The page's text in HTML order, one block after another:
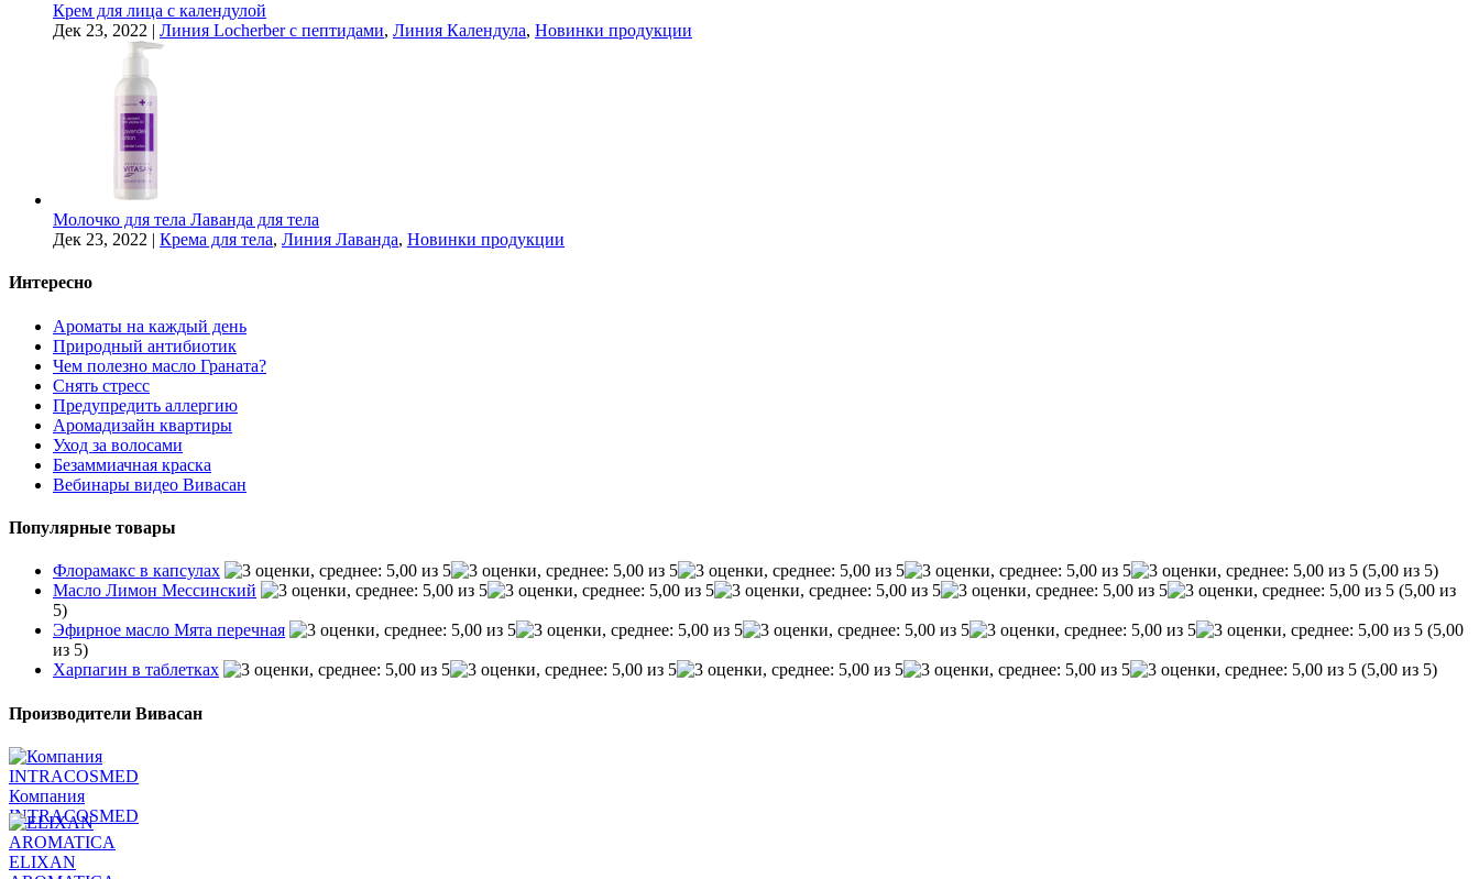
Крем для лица с календулой
Дек 23, 2022 | Линия Locherber с пептидами, Линия Календула, Новинки продукции
Молочко для тела Лаванда для тела
Дек 23, 2022 | Крема для тела, Линия Лаванда, Новинки продукции
Интересно
Ароматы на каждый день
Природный антибиотик
Чем полезно масло Граната?
Снять стресс
Предупредить аллергию
Аромадизайн квартиры
Уход за волосами
Безаммиачная краска
Вебинары видео Вивасан
Популярные товары
Флорамакс в капсулах
(5,00 из 5)
Масло Лимон Мессинский
(5,00 из
5)
Эфирное масло Мята перечная
(5,00
из 5)
Харпагин в таблетках
(5,00 из 5)
Производители Вивасан
Компания
INTRACOSMED
ELIXAN